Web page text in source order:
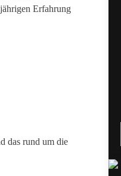
Erfahrung
das rund um die